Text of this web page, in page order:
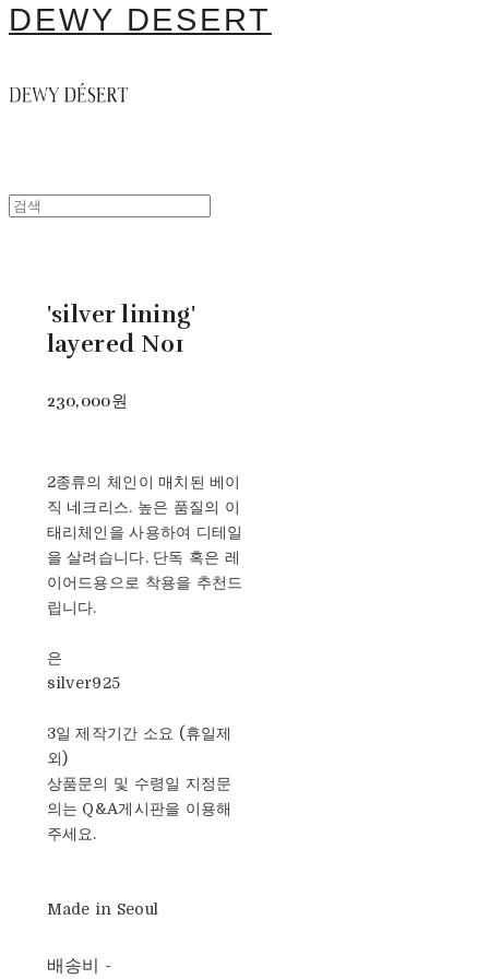
DEWY DESERT
'silver lining'
layered N01
230,000원
2종류의 체인이 매치된 베이
직 네크리스. 높은 품질의 이
태리체인을 사용하여 디테일
을 살려습니다. 단독 혹은 레
이어드용으로 착용을 추천드
립니다.
은
silver925
3일 제작기간 소요 (휴일제
외)
상품문의 및 수령일 지정문
의는 Q&A게시판을 이용해
주세요.
Made in Seoul
배송비 -